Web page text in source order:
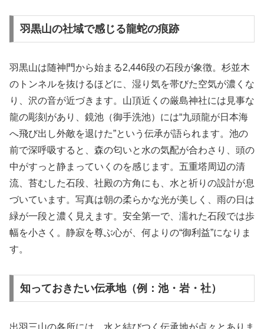
羽黒山の社域で感じる龍蛇の痕跡
羽黒山は随神門から始まる2,446段の石段が象徴。杉並木
のトンネルを抜けるほどに、湿り気を帯びた空気が濃くな
り、沢の音が近づきます。山頂近くの厳島神社には見事な
龍の彫刻があり、鏡池（御手洗池）には“九頭龍が日本海
へ飛び出し外敵を退けた”という伝承が語られます。池の
前で深呼吸すると、森の匂いと水の気配が合わさり、頭の
中がすっと静まっていくのを感じます。五重塔周辺の清
流、苔むした石段、社殿の方角にも、水と祈りの設計が息
づいています。写真は朝の柔らかな光が美しく、雨の日は
緑が一段と濃く見えます。安全第一で、濡れた石段では歩
幅を小さく。静寂を尊ぶ心が、何よりの“御利益”になりま
す。
知っておきたい伝承地（例：池・岩・社）
出羽三山の各所には、水と結びつく伝承地が点々とありま